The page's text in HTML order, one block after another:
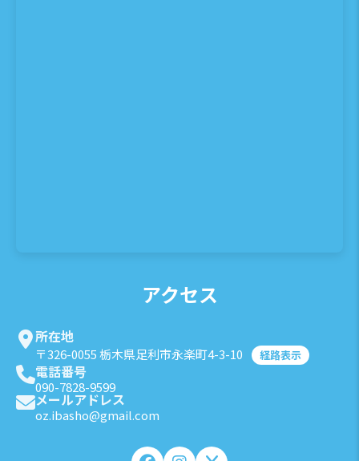
アクセス
所在地
〒326-0055 栃木県足利市永楽町4-3-10 経路表示
電話番号
090-7828-9599
メールアドレス
oz.ibasho@gmail.com